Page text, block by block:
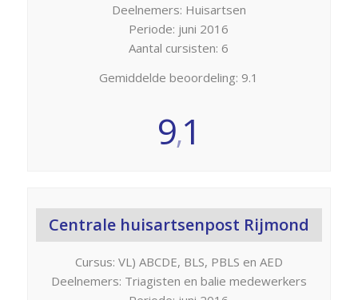
Deelnemers: Huisartsen
Periode: juni 2016
Aantal cursisten: 6
Gemiddelde beoordeling: 9.1
9,1
Centrale huisartsenpost Rijmond
Cursus: VL) ABCDE, BLS, PBLS en AED
Deelnemers: Triagisten en balie medewerkers